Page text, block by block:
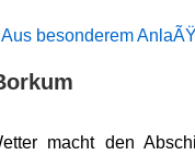
Aus besonderem
macht den